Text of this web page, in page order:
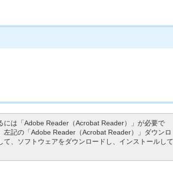
には「Adobe Reader（Acrobat Reader）」が必要で
左記の「Adobe Reader（Acrobat Reader）」ダウンロ
て、ソフトウェアをダウンロードし、インストールして